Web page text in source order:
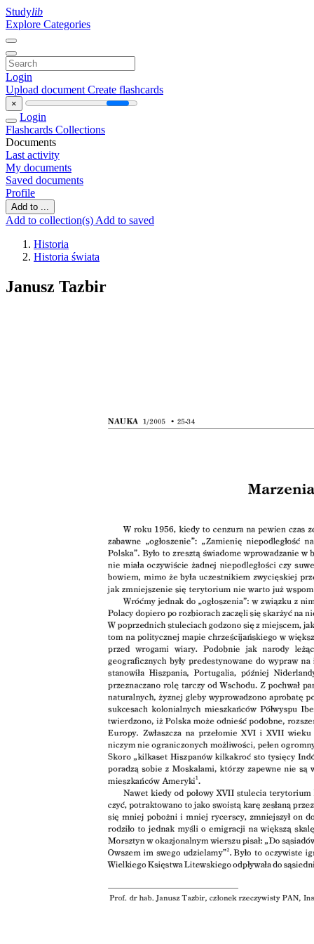
Studylib
Explore Categories
Login
Upload document Create flashcards
×
Login
Flashcards Collections
Documents
Last activity
My documents
Saved documents
Profile
Add to ...
Add to collection(s) Add to saved
Historia
Historia świata
Janusz Tazbir